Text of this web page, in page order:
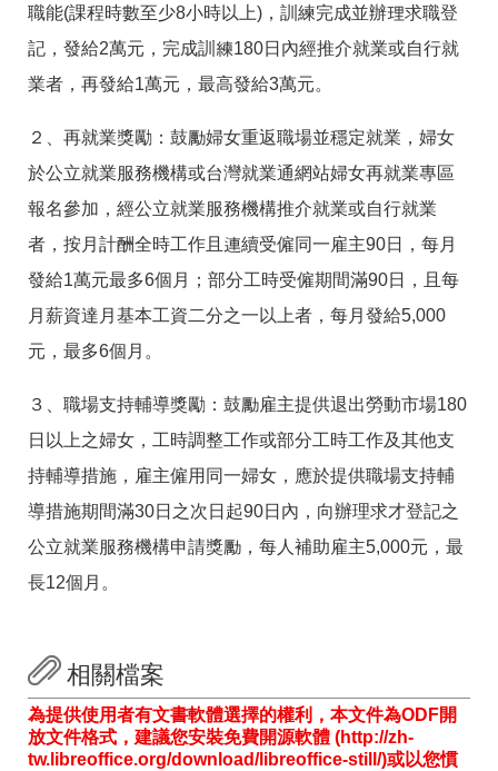
常
問
答
雙
詞
彙
隱
權
及
資
訊
全
政
策
政
網
站
資
料
放
宣
告
聯
資
訊
職能(課程時數至少8小時以上)，訓練完成並辦理求職登
記，發給2萬元，完成訓練180日內經推介就業或自行就
業者，再發給1萬元，最高發給3萬元。
２、再就業獎勵：鼓勵婦女重返職場並穩定就業，婦女
於公立就業服務機構或台灣就業通網站婦女再就業專區
報名參加，經公立就業服務機構推介就業或自行就業
者，按月計酬全時工作且連續受僱同一雇主90日，每月
發給1萬元最多6個月；部分工時受僱期間滿90日，且每
月薪資達月基本工資二分之一以上者，每月發給5,000
元，最多6個月。
３、職場支持輔導獎勵：鼓勵雇主提供退出勞動市場180
日以上之婦女，工時調整工作或部分工時工作及其他支
持輔導措施，雇主僱用同一婦女，應於提供職場支持輔
導措施期間滿30日之次日起90日內，向辦理求才登記之
公立就業服務機構申請獎勵，每人補助雇主5,000元，最
長12個月。
相關檔案
為提供使用者有文書軟體選擇的權利，本文件為ODF開
放文件格式，建議您安裝免費開源軟體 (http://zh-
tw.libreoffice.org/download/libreoffice-still/)或以您慣